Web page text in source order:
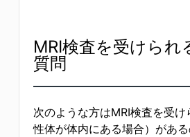
MRI検査を受けられ
質問
次のような方はMRI検査を受
性体が体内にある場合）があ